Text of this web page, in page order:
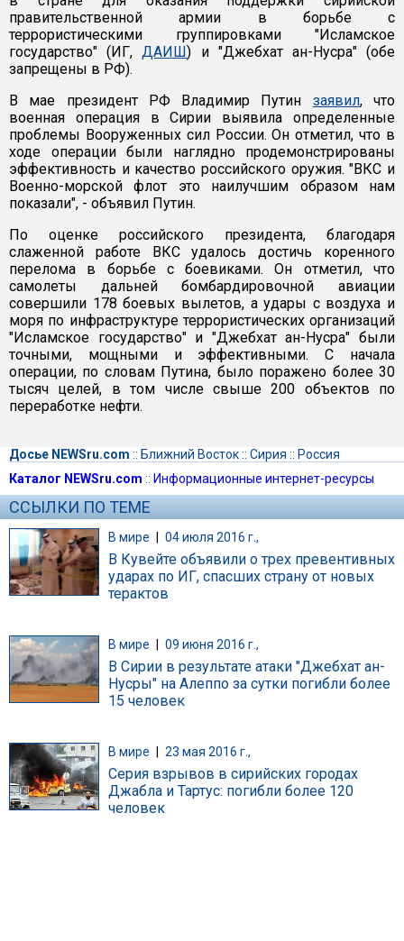
правительственной армии в борьбе с
террористическими группировками "Исламское
государство" (ИГ, ДАИШ) и "Джебхат ан-Нусра" (обе
запрещены в РФ).
В мае президент РФ Владимир Путин заявил, что
военная операция в Сирии выявила определенные
проблемы Вооруженных сил России. Он отметил, что в
ходе операции были наглядно продемонстрированы
эффективность и качество российского оружия. "ВКС и
Военно-морской флот это наилучшим образом нам
показали", - объявил Путин.
По оценке российского президента, благодаря
слаженной работе ВКС удалось достичь коренного
перелома в борьбе с боевиками. Он отметил, что
самолеты дальней бомбардировочной авиации
совершили 178 боевых вылетов, а удары с воздуха и
моря по инфраструктуре террористических организаций
"Исламское государство" и "Джебхат ан-Нусра" были
точными, мощными и эффективными. С начала
операции, по словам Путина, было поражено более 30
тысяч целей, в том числе свыше 200 объектов по
переработке нефти.
Досье NEWSru.com :: Ближний Восток:: Сирия :: Россия
Каталог NEWSru.com :: Информационные интернет-ресурсы
ССЫЛКИ ПО ТЕМЕ
В мире | 04 июля 2016 г.,
В Кувейте объявили о трех превентивных
ударах по ИГ, спасших страну от новых
терактов
В мире 09 июня 2016 г.,
В Сирии в результате атаки "Джебхат ан-
Нусры" на Алеппо за сутки погибли более
15 человек
В мире 23 мая 2016 г.,
Серия взрывов в сирийских городах
Джабла и Тартус: погибли более 120
человек